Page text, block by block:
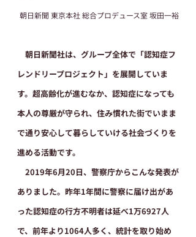
朝日新聞 東京本社 総合プロデュース室 坂田一裕
朝日新聞社は、グループ全体で「認知症フ
レンドリープロジェクト」を展開していま
す。超高齢化が進むなか、認知症になっても
本人の尊厳が守られ、住み慣れた街でいまま
で通り安心して暮らしていける社会づくりを
進める活動です。
2019年6月20日、警察庁からこんな発表が
ありました。昨年1年間に警察に届け出があ
った認知症の行方不明者は延べ1万6927人
で、前年より1064人多く、統計を取り始め